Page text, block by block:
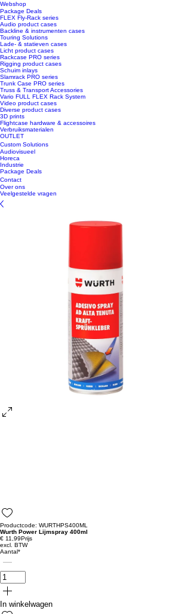
Webshop
Package Deals
FLEX Fly-Rack series
Audio product cases
Backline & instrumenten cases
Touring Solutions
Lade- & statieven cases
Licht product cases
Rackcase PRO series
Rigging product cases
Schuim inlays
Slamrack PRO series
Trunk Case PRO series
Truss & Transport Accessories
Vario FULL FLEX Rack System
Video product cases
Diverse product cases
3D prints
Flightcase hardware & accessoires
Verbruiksmaterialen
OUTLET
Custom Solutions
Audiovisueel
Horeca
Industrie
Package Deals
Contact
Over ons
Veelgestelde vragen
Productcode: WURTHPS400ML
Wurth Power Lijmspray 400ml
€ 11,99Prijs
excl. BTW
Aantal*
In winkelwagen